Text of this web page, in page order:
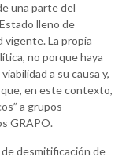
una parte del
lleno de
vigente. La propia
no porque haya
a su causa y,
en este contexto,
a grupos
GRAPO.
desmitificación de